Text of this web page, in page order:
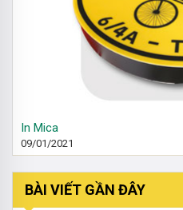
In Mica
09/01/2021
BÀI VIẾT GẦN ĐÂY